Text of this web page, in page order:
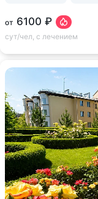
от 6100 ₽
сут/чел, с лечением